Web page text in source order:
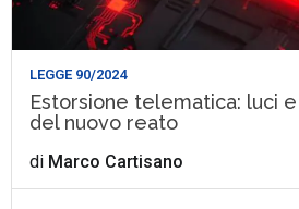
LEGGE 90/2024
Estorsione telematica: luci
del nuovo reato
di Marco Cartisano